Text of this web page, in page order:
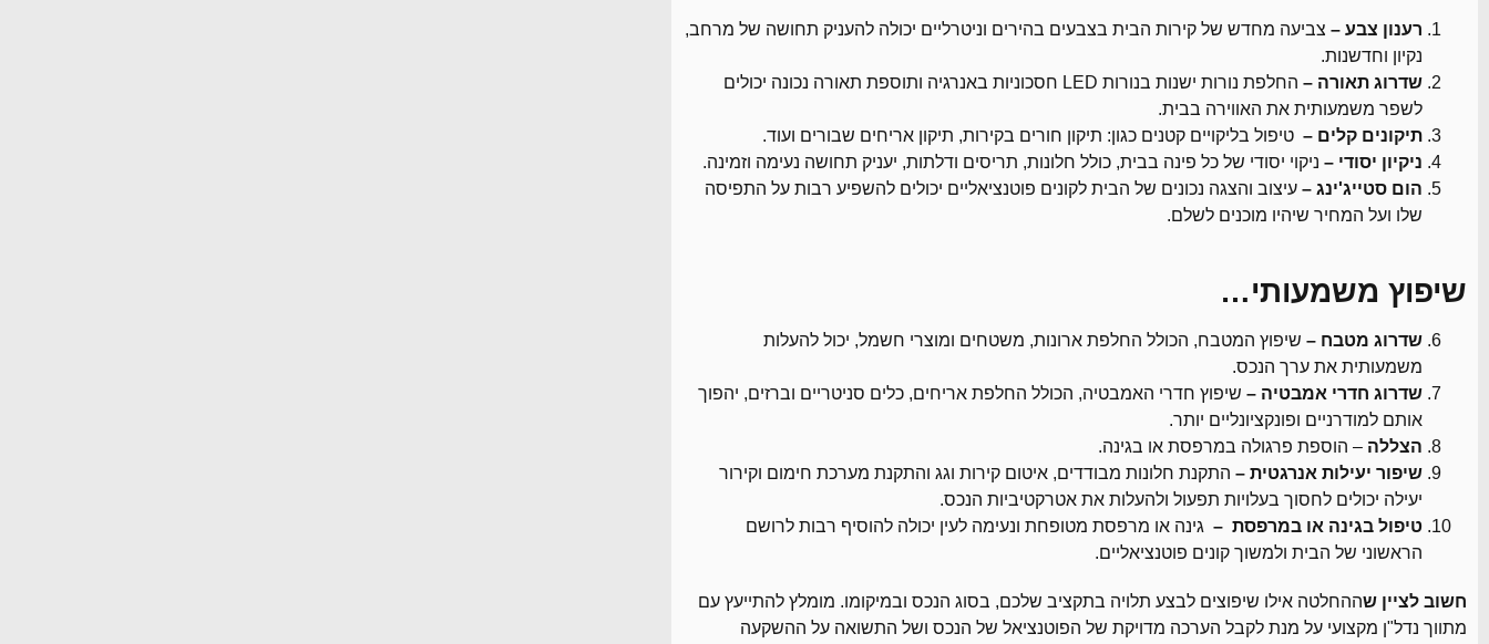
רענון צבע – צביעה מחדש של קירות הבית בצבעים בהירים וניטרליים יכולה להעניק תחושה של מרחב,
נקיון וחדשנות.
שדרוג תאורה –
החלפת נורות ישנות בנורות LED חסכוניות באנרגיה ותוספת תאורה נכונה יכולים
לשפר משמעותית את האווירה בבית.
תיקונים קלים – טיפול בליקויים קטנים כגון: תיקון חורים בקירות, תיקון אריחים שבורים ועוד.
ניקיון יסודי – ניקוי יסודי של כל פינה בבית, כולל חלונות, תריסים ודלתות, יעניק תחושה נעימה וזמינה.
הום סטייג'ינג – עיצוב והצגה נכונים של הבית לקונים פוטנציאליים יכולים להשפיע רבות על התפיסה
שלו ועל המחיר שיהיו מוכנים לשלם.
שיפוץ משמעותי…
שדרוג מטבח – שיפוץ המטבח, הכולל החלפת ארונות, משטחים ומוצרי חשמל, יכול להעלות
משמעותית את ערך הנכס.
שדרוג חדרי אמבטיה – שיפוץ חדרי האמבטיה, הכולל החלפת אריחים, כלים סניטריים וברזים, יהפוך
אותם למודרניים ופונקציונליים יותר.
הצללה – הוספת פרגולה במרפסת או בגינה.
שיפור יעילות אנרגטית – התקנת חלונות מבודדים, איטום קירות וגג והתקנת מערכת חימום וקירור
יעילה יכולים לחסוך בעלויות תפעול ולהעלות את אטרקטיביות הנכס.
טיפול בגינה או במרפסת – גינה או מרפסת מטופחת ונעימה לעין יכולה להוסיף רבות לרושם
הראשוני של הבית ולמשוך קונים פוטנציאליים.
חשוב לציין שההחלטה אילו שיפוצים לבצע תלויה בתקציב שלכם, בסוג הנכס ובמיקומו. מומלץ להתייעץ עם
מתווך נדל"ן מקצועי על מנת לקבל הערכה מדויקת של הפוטנציאל של הנכס ושל התשואה על ההשקעה